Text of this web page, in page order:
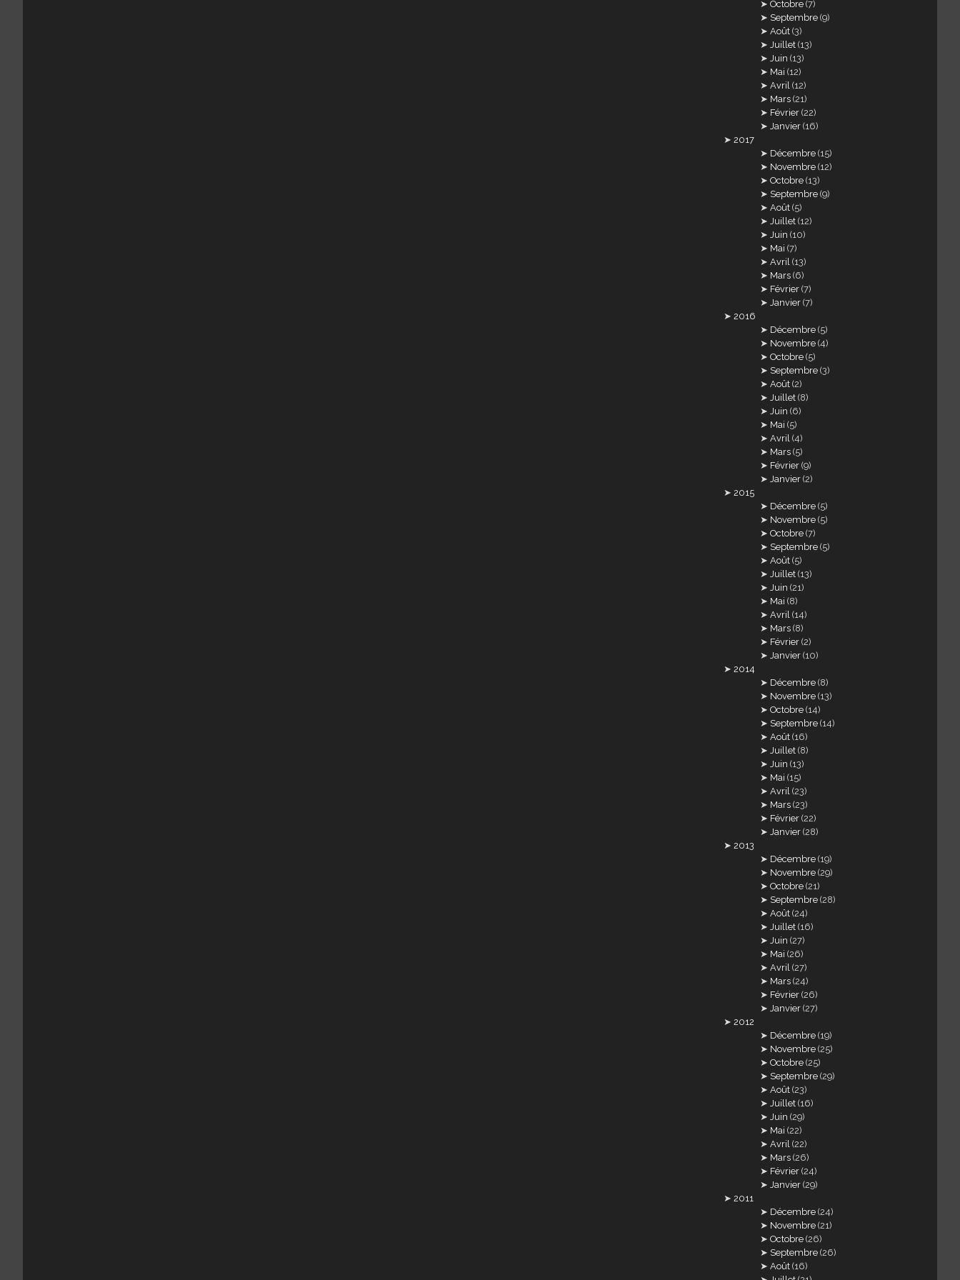
Octobre (7)
Septembre (9)
Août (3)
Juillet (13)
Juin (13)
Mai (12)
Avril (12)
Mars (21)
Février (22)
Janvier (16)
2017
Décembre (15)
Novembre (12)
Octobre (13)
Septembre (9)
Août (5)
Juillet (12)
Juin (10)
Mai (7)
Avril (13)
Mars (6)
Février (7)
Janvier (7)
2016
Décembre (5)
Novembre (4)
Octobre (5)
Septembre (3)
Août (2)
Juillet (8)
Juin (6)
Mai (5)
Avril (4)
Mars (5)
Février (9)
Janvier (2)
2015
Décembre (5)
Novembre (5)
Octobre (7)
Septembre (5)
Août (5)
Juillet (13)
Juin (21)
Mai (8)
Avril (14)
Mars (8)
Février (2)
Janvier (10)
2014
Décembre (8)
Novembre (13)
Octobre (14)
Septembre (14)
Août (16)
Juillet (8)
Juin (13)
Mai (15)
Avril (23)
Mars (23)
Février (22)
Janvier (28)
2013
Décembre (19)
Novembre (29)
Octobre (21)
Septembre (28)
Août (24)
Juillet (16)
Juin (27)
Mai (26)
Avril (27)
Mars (24)
Février (26)
Janvier (27)
2012
Décembre (19)
Novembre (25)
Octobre (25)
Septembre (29)
Août (23)
Juillet (16)
Juin (29)
Mai (22)
Avril (22)
Mars (26)
Février (24)
Janvier (29)
2011
Décembre (24)
Novembre (21)
Octobre (26)
Septembre (26)
Août (16)